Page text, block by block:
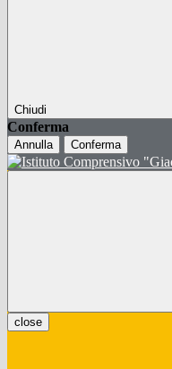
Chiudi
Conferma
Annulla Conferma
close